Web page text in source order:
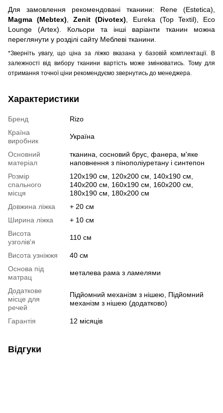
Для замовлення рекомендовані тканини: Rene (Estetica),
Magma (Mebtex) ,Zenit (Divotex) , Eureka (Top Textil), Eco
Lounge (Artex). Кольори та інші варіанти тканин можна
переглянути у розділі сайту Меблеві тканини
*Зверніть увагу, що ціна за ліжко вказана у базовій комплектації. В
залежності від вибору тканини вартість може змінюватись. Тому для
отримання точної ціни рекомендуємо звернутись до менеджера.
Характеристики
Бренд
Rizo
Країна
виробник
Україна
Основний
матеріал
тканина, сосновий брус, фанера, м'яке
наповнення з пінополіуретану і синтепон
Розмір
спального
місця
120х190 см, 120х200 см, 140х190 см,
140х200 см, 160х190 см, 160х200 см,
180х190 см, 180х200 см
Довжина ліжка
+ 20 см
Ширина ліжка
+ 10 см
Висота
узголів'я
110 см
Висота узніжжя
40 см
Основа під
матрац
металева рама з ламелями
Додаткове
місце для
речей
Підйомний механізм з нішею, Підйомний
механізм з нішею (додатково)
Гарантія 12 місяців
Відгуки